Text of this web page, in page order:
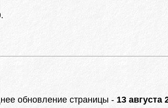
обновление страницы - 13 августа